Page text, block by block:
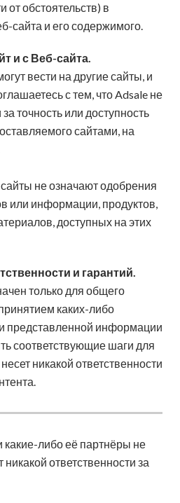
от обстоятельств) в
сайта и его содержимого.
и с Веб-сайта.
вести на другие сайты, и
с тем, что Adsale не
точность или доступность
сайтами, на
не означают одобрения
или информации, продуктов,
доступных на этих
и гарантий.
только для общего
каких-либо
представленной информации
соответствующие шаги для
никакой ответственности
какие-либо её партнёры не
никакой ответственности за